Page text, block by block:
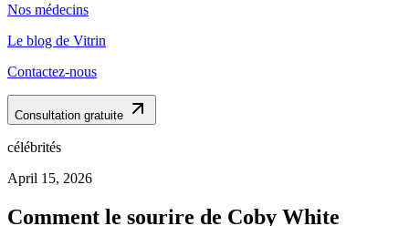
Nos médecins
Le blog de Vitrin
Contactez-nous
Consultation gratuite
célébrités
April 15, 2026
Comment le sourire de Coby White